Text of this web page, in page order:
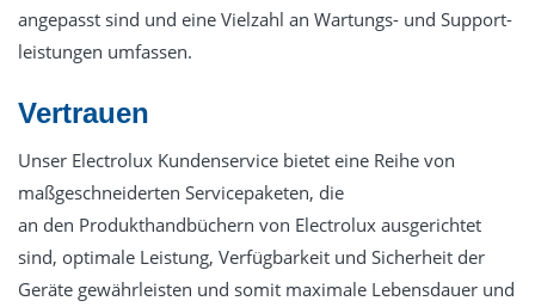
angepasst sind und eine Vielzahl an Wartungs- und Support-
leistungen umfassen.
Vertrauen
Unser Electrolux Kundenservice bietet eine Reihe von
maßgeschneiderten Servicepaketen, die
an den Produkthandbüchern von Electrolux ausgerichtet
sind, optimale Leistung, Verfügbarkeit und Sicherheit der
Geräte gewährleisten und somit maximale Lebensdauer und